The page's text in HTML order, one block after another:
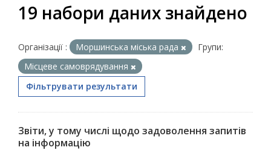
19 набори даних знайдено
Організації : Моршинська міська рада
Групи:
Місцеве самоврядування
Фільтрувати результати
Звіти, у тому числі щодо задоволення запитів
на інформацію